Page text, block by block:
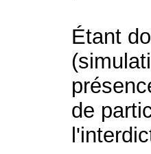
Étant
de